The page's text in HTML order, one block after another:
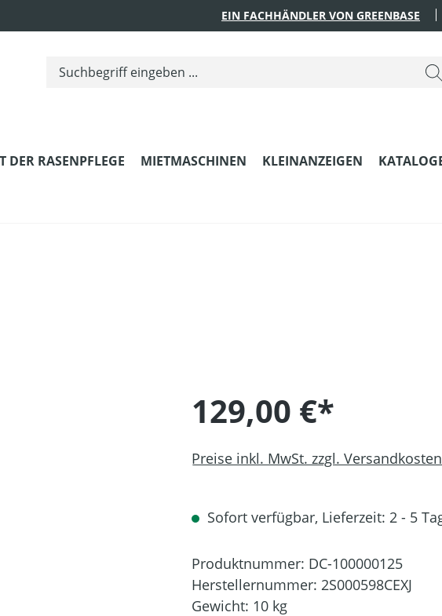
EIN FACHHÄNDLER VON GREENBASE
DER RASENPFLEGE MIETMASCHINEN KLEINANZEIGEN
129,00 €*
Preise inkl. MwSt. zzgl. Versandkosten
Sofort verfügbar, Lieferzeit: 2 - 5
Produktnummer: DC-100000125
Herstellernummer: 2S000598CEXJ
Gewicht: 10 kg